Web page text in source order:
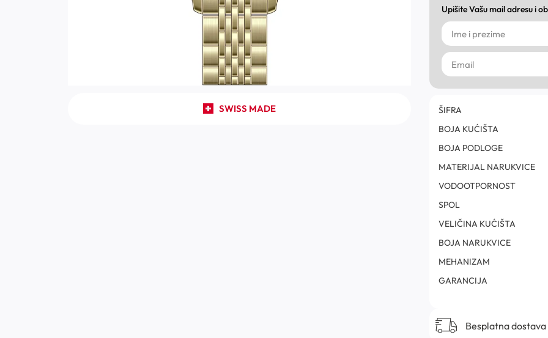
SWISS MADE
Upišite Vašu mail adresu i
ŠIFRA
BOJA KUĆIŠTA
BOJA PODLOGE
MATERIJAL NARUKVICE
VODOOTPORNOST
SPOL
VELIČINA KUĆIŠTA
BOJA NARUKVICE
MEHANIZAM
GARANCIJA
Besplatna